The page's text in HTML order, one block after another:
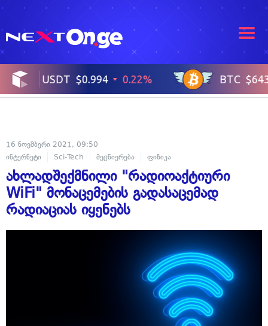
16 ნოემბერი 2021, 09:50
ინტერნეტი
Sci-Tech მეცნიერება ფიზიკა
ახლადშექმნილი "რადიოაქტიური
WiFi" მონაცემების გადასაცემად
რადიაციას იყენებს